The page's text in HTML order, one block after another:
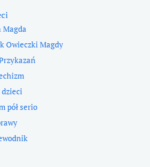
Magda
Owieczki Magdy
pół serio